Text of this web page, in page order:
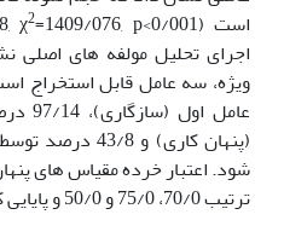
است (KMO=0/808, χ
2
اجرای تحلیل مولفه های
عامل
(پنهان کاری) و
شود. اعتبار خرده مقیاس های
ترتیب 70/0، 75/0 و 50/0 و پایایی کل برابر 81/0 به دست آمد.